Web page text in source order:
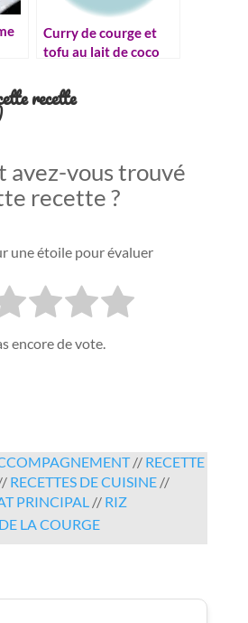
Curry de courge et
tofu au lait de coco
recette
avez-vous trouvé
recette ?
une étoile pour évaluer
encore de vote.
// RECETTE
RECETTES DE CUISINE//
PRINCIPAL // RIZ
LA COURGE